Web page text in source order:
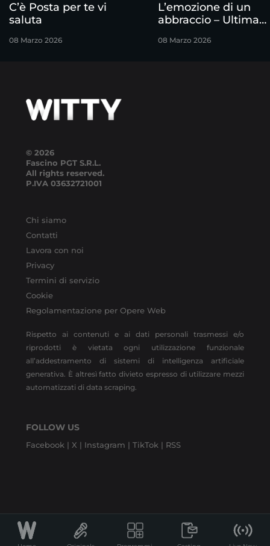
C’è Posta per te vi
saluta
08 Marzo 2026
L’emozione di un
abbraccio – Ultima
08 Marzo 2026
© 2026
Fascino PGT S.R.L.
All rights reserved.
P.IVA 03632721001
Chi siamo
Contatti
Lavora con noi
Privacy
Termini di servizio
Cookie
Regolamentazione per Opere Web
Rispetto ai contenuti e ai dati personali trasmessi e/o
riprodotti è vietata ogni utilizzazione funzionale
all’addestramento di sistemi di intelligenza artificiale
generativa. È altresì fatto divieto espresso di utilizzare mezzi
automatizzati di data scraping.
FOLLOW US
Facebook | X | Instagram | TikTok | RSS